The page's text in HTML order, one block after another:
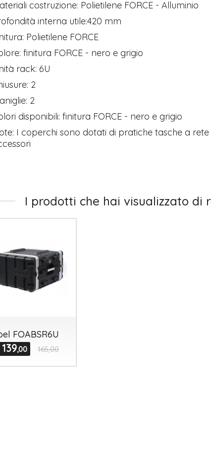
costruzione: Polietilene FORCE - Alluminio
interna utile:420 mm
Polietilene FORCE
finitura FORCE - nero e grigio
rack: 6U
2
2
disponibili: finitura FORCE - nero e grigio
I coperchi sono dotati di pratiche tasche a
I prodotti che hai visualizzato di
FOABSR6U
139,00 165,00